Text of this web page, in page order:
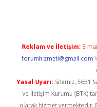
Reklam ve İletişim: E-
forumhizmeti@gmail.com
Yasal Uyarı: Sitemiz, 5651
ve İletişim Kurumu (BTK)
olarak hizmet vermektedir.